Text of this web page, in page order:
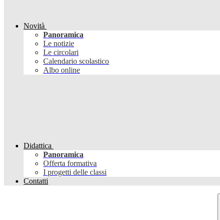
Novità
Panoramica
Le notizie
Le circolari
Calendario scolastico
Albo online
Didattica
Panoramica
Offerta formativa
I progetti delle classi
Contatti